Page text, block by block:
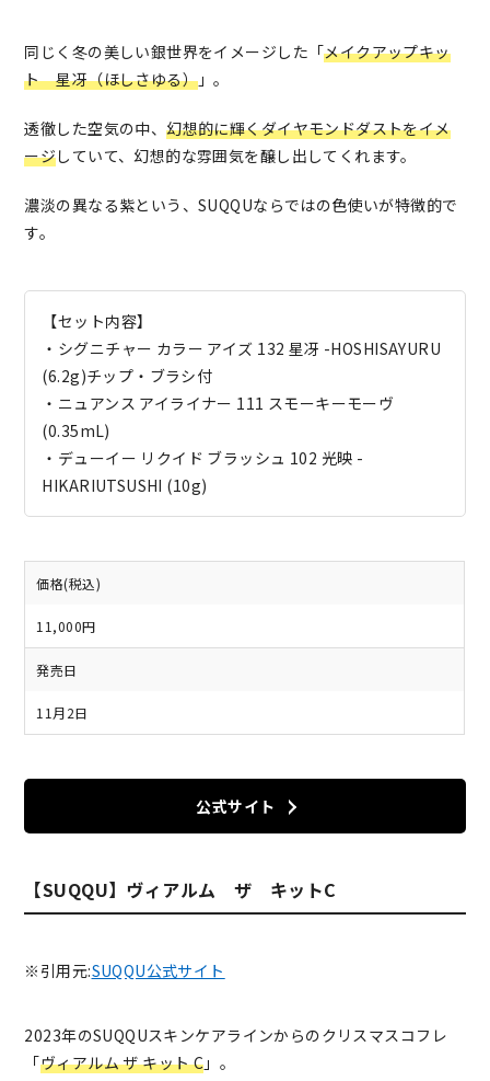
同じく冬の美しい銀世界をイメージした「メイクアップキッ
ト 星冴（ほしさゆる） 」。
透徹した空気の中、幻想的に輝くダイヤモンドダストをイメ
ージしていて、幻想的な雰囲気を醸し出してくれます。
濃淡の異なる紫という、SUQQUならではの色使いが特徴的で
す。
【セット内容】
・シグニチャー カラー アイズ 132 星冴 -HOSHISAYURU
(6.2g)チップ・ブラシ付
・ニュアンス アイライナー 111 スモーキーモーヴ
(0.35mL)
・デューイー リクイド ブラッシュ 102 光映 -
HIKARIUTSUSHI (10g)
価格(税込)
11,000円
発売日
11月2日
公式サイト
【SUQQU】ヴィアルム ザ キットC
※引用元:SUQQU公式サイト
2023年のSUQQUスキンケアラインからのクリスマスコフレ
「ヴィアルム ザ キット C 」。